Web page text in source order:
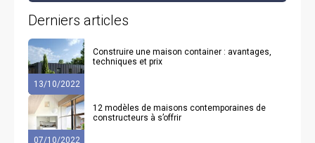
Derniers articles
13/10/2022
Construire une maison container : avantages,
techniques et prix
07/10/2022
12 modèles de maisons contemporaines de
constructeurs à s’offrir